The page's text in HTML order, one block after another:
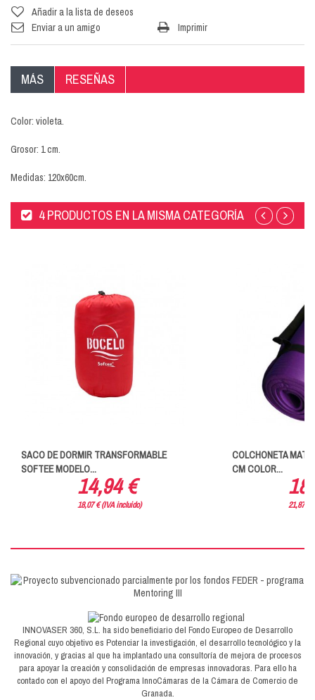
Añadir a la lista de deseos
Enviar a un amigo
Imprimir
MÁS RESEÑAS
Color: violeta.
Grosor: 1 cm.
Medidas: 120x60cm.
4 PRODUCTOS EN LA MISMA CATEGORÍA
SACO DE DORMIR TRANSFORMABLE
SOFTEE MODELO...
14,94 €
18,07 € (IVA incluido)
COLCHONETA
CM COLOR...
21,87 €
INNOVASER 360, S.L. ha sido beneficiario del Fondo Europeo de Desarrollo
Regional cuyo objetivo es Potenciar la investigación, el desarrollo tecnológico y la
innovación, y gracias al que ha implantado una consultoría de mejora de procesos
para apoyar la creación y consolidación de empresas innovadoras. Para ello ha
contado con el apoyo del Programa InnoCámaras de la Cámara de Comercio de
Granada.